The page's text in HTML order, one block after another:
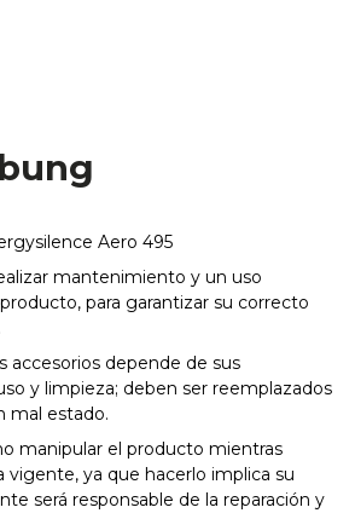
Aero 495
mantenimiento y un uso
para garantizar su correcto
accesorios depende de sus
y limpieza; deben ser reemplazados
mal estado.
manipular el producto mientras
vigente, ya que hacerlo implica su
será responsable de la reparación y